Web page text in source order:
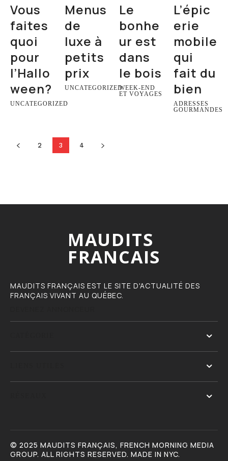
Vous
faites
quoi
pour
l’Hallo
ween?
UNCATEGORIZED
Menus
de
luxe à
petits
prix
UNCATEGORIZED
Le
bonhe
ur est
dans
le bois
WEEK-END
ET VOYAGES
L’épic
erie
mobile
qui
fait du
bien
ADRESSES
GOURMANDES
2 3 4
MAUDITS
FRANCAIS
MAUDITS FRANÇAIS EST LE SITE D'ACTUALITÉ DES
FRANÇAIS VIVANT AU QUÉBEC.
© 2025 MAUDITS FRANÇAIS, FRENCH MORNING MEDIA
GROUP. ALL RIGHTS RESERVED. MADE IN NYC.